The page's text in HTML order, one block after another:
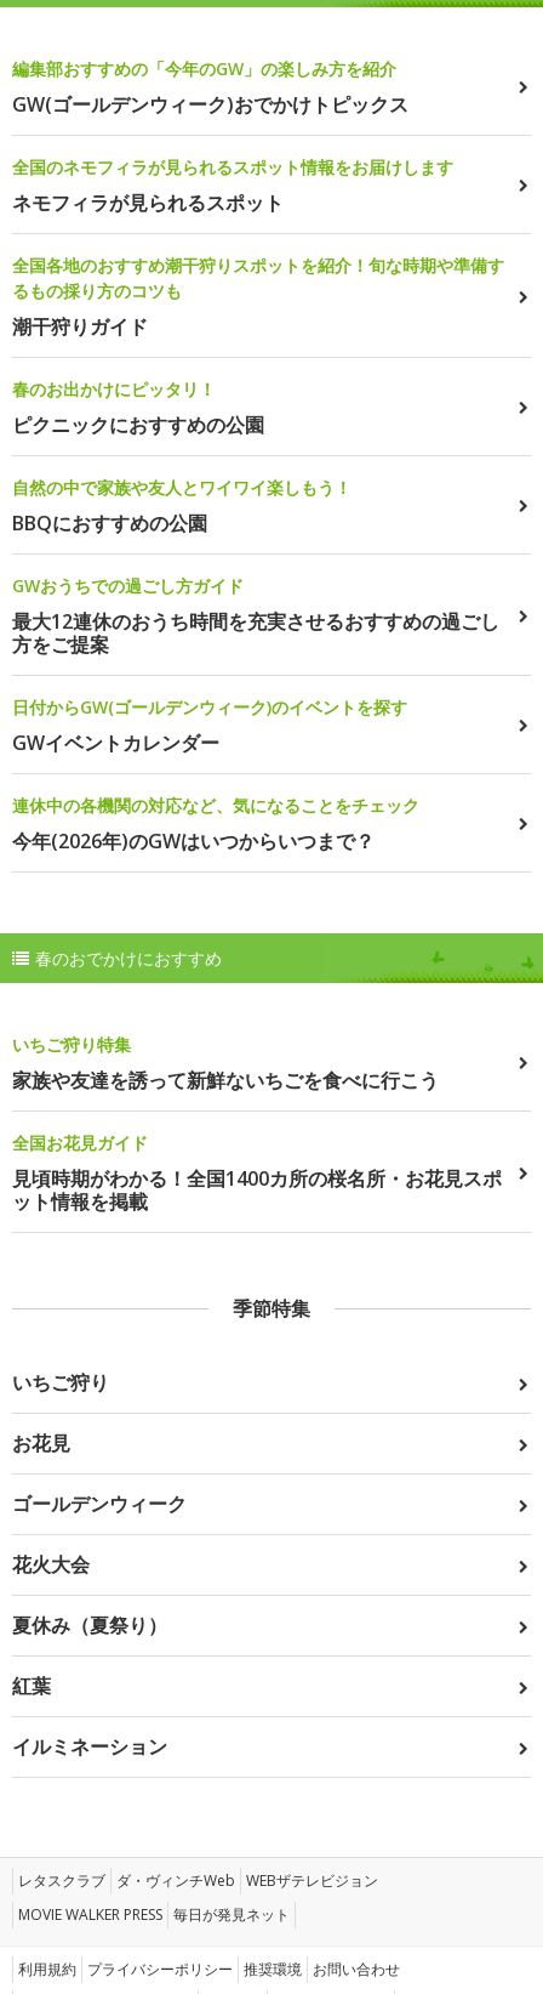
編集部おすすめの「今年のGW」の楽しみ方を紹介
GW(ゴールデンウィーク)おでかけトピックス
全国のネモフィラが見られるスポット情報をお届けします
ネモフィラが見られるスポット
全国各地のおすすめ潮干狩りスポットを紹介！旬な時期や準備す
るもの採り方のコツも
潮干狩りガイド
春のお出かけにピッタリ！
ピクニックにおすすめの公園
自然の中で家族や友人とワイワイ楽しもう！
BBQにおすすめの公園
GWおうちでの過ごし方ガイド
最大12連休のおうち時間を充実させるおすすめの過ごし
方をご提案
日付からGW(ゴールデンウィーク)のイベントを探す
GWイベントカレンダー
連休中の各機関の対応など、気になることをチェック
今年(2026年)のGWはいつからいつまで？
春のおでかけにおすすめ
いちご狩り特集
家族や友達を誘って新鮮ないちごを食べに行こう
全国お花見ガイド
見頃時期がわかる！全国1400カ所の桜名所・お花見スポ
ット情報を掲載
季節特集
いちご狩り
お花見
ゴールデンウィーク
花火大会
夏休み（夏祭り）
紅葉
イルミネーション
レタスクラブ ダ・ヴィンチWeb WEBザテレビジョン
MOVIE WALKER PRESS 毎日が発見ネット
利用規約 プライバシーポリシー 推奨環境 お問い合わせ